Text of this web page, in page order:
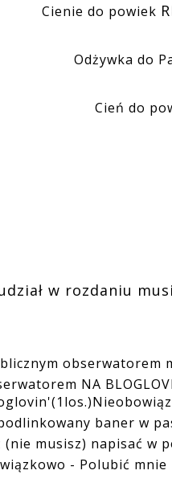
Cienie do powiek
Odżywka do
Cień do
w rozdaniu
obserwatorem
NA
baner w
(nie musisz) napisać w
- Polubić mnie